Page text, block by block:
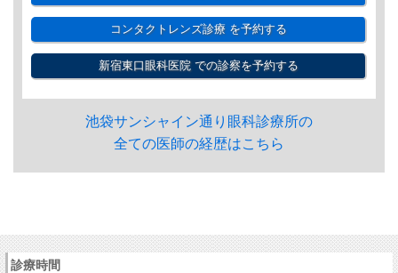
コンタクトレンズ診療を予約する
新宿東口眼科医院での診察を予約する
池袋サンシャイン通り眼科診療所の
全ての医師の経歴はこちら
診療時間